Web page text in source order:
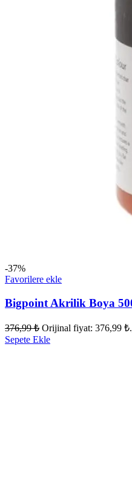
-37%
Favorilere ekle
Bigpoint Akrilik Boya
376,99₺ Orijinal fiyat: 376,99 ₺.
Sepete Ekle